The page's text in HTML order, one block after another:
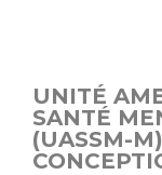
UNITÉ
SANTÉ
(UASSM-